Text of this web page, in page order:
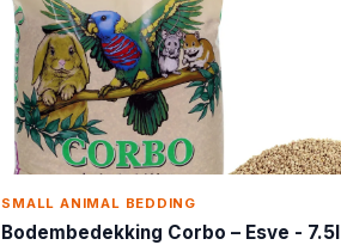
SMALL ANIMAL BEDDING
Bodembedekking Corbo – Esve - 7.5l